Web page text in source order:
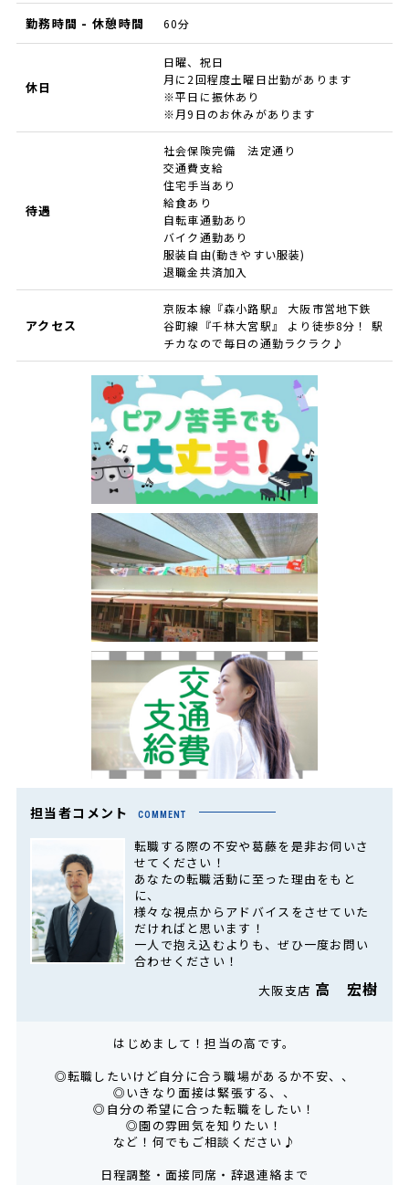
勤務時間 - 休憩時間 60分
休日
日曜、祝日
月に2回程度土曜日出勤があります
※平日に振休あり
※月9日のお休みがあります
待遇
社会保険完備 法定通り
交通費支給
住宅手当あり
給食あり
自転車通勤あり
バイク通勤あり
服装自由(動きやすい服装)
退職金共済加入
アクセス
京阪本線『森小路駅』 大阪市営地下鉄
谷町線『千林大宮駅』 より徒歩8分！ 駅
チカなので毎日の通勤ラクラク♪
担当者コメント COMMENT
転職する際の不安や葛藤を是非お伺いさ
せてください！
あなたの転職活動に至った理由をもと
に、
様々な視点からアドバイスをさせていた
だければと思います！
一人で抱え込むよりも、ぜひ一度お問い
合わせください！
大阪支店 高 宏樹
はじめまして！担当の高です。
◎転職したいけど自分に合う職場があるか不安、、
◎いきなり面接は緊張する、、
◎自分の希望に合った転職をしたい！
◎園の雰囲気を知りたい！
など！何でもご相談ください♪
日程調整・面接同席・辞退連絡まで